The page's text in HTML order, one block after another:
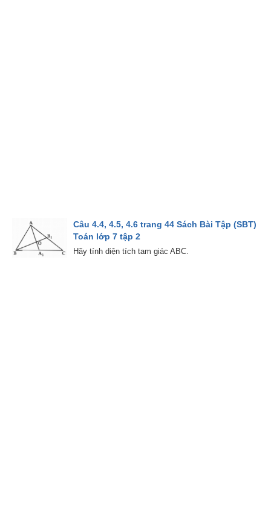
Câu 4.4, 4.5, 4.6 trang 44 Sách Bài Tập (SBT)
Toán lớp 7 tập 2
Hãy tính diện tích tam giác ABC.